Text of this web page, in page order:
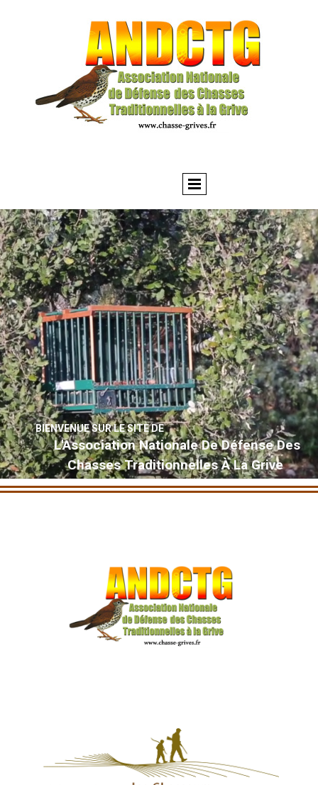
BIENVENUE SUR LE SITE DE
L'Association Nationale De Défense Des
Chasses Traditionnelles À La Grive